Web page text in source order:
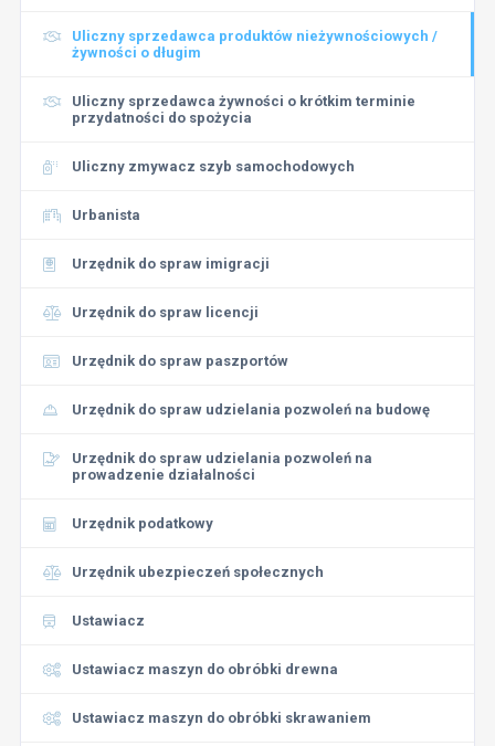
Uliczny sprzedawca produktów nieżywnościowych /
żywności o długim
Uliczny sprzedawca żywności o krótkim terminie
przydatności do spożycia
Uliczny zmywacz szyb samochodowych
Urbanista
Urzędnik do spraw imigracji
Urzędnik do spraw licencji
Urzędnik do spraw paszportów
Urzędnik do spraw udzielania pozwoleń na budowę
Urzędnik do spraw udzielania pozwoleń na
prowadzenie działalności
Urzędnik podatkowy
Urzędnik ubezpieczeń społecznych
Ustawiacz
Ustawiacz maszyn do obróbki drewna
Ustawiacz maszyn do obróbki skrawaniem